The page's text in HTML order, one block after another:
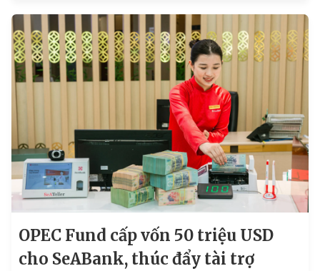
OPEC Fund cấp vốn 50 triệu USD
cho SeABank, thúc đẩy tài trợ